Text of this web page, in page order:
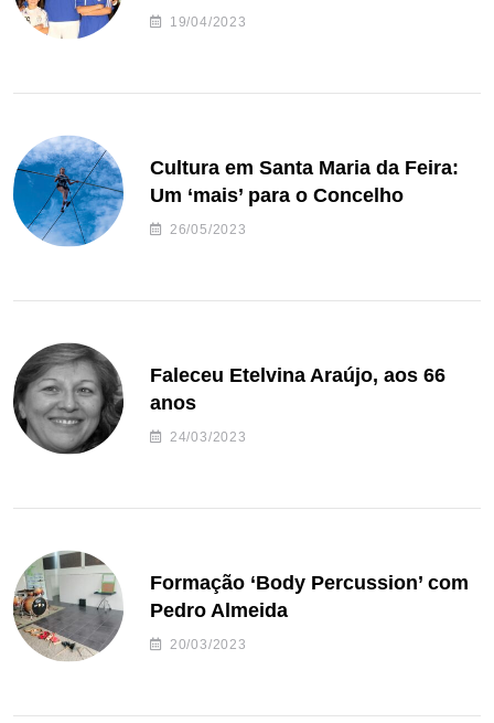
de andebol do Feirense
19/04/2023
Cultura em Santa Maria da Feira:
Um ‘mais’ para o Concelho
26/05/2023
Faleceu Etelvina Araújo, aos 66
anos
24/03/2023
Formação ‘Body Percussion’ com
Pedro Almeida
20/03/2023